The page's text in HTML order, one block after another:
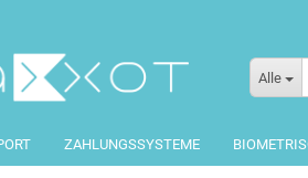
Alle
ZAHLUNGSSYSTEME